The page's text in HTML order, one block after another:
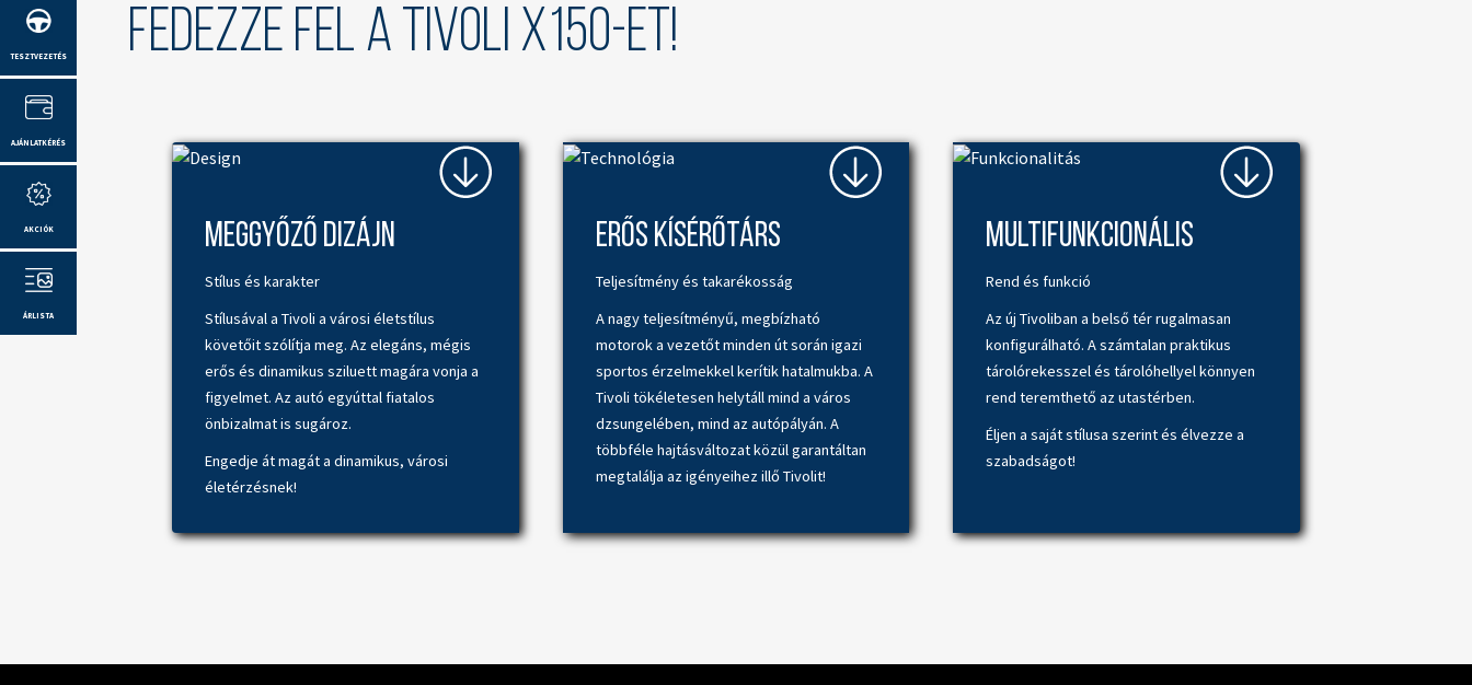
TESZTVEZETÉS
AJÁNLATKÉRÉS
AKCIÓK
ÁRLISTA
Az elegáns formatervezésű, számtalan új
Ajánlatkérés Árlista
Sajtóvélemény
Fedezze fel a Tivoli X150-et!
Meggyőző dizájn
Stílus és karakter
Stílusával a Tivoli a városi életstílus
követőit szólítja meg. Az elegáns, mégis
erős és dinamikus sziluett magára vonja a
figyelmet. Az autó egyúttal fiatalos
önbizalmat is sugároz.
Engedje át magát a dinamikus, városi
életérzésnek!
Erős kísérőtárs
Teljesítmény és takarékosság
A nagy teljesítményű, megbízható
motorok a vezetőt minden út során igazi
sportos érzelmekkel kerítik hatalmukba. A
Tivoli tökéletesen helytáll mind a város
dzsungelében, mind az autópályán. A
többféle hajtásváltozat közül garantáltan
megtalálja az igényeihez illő Tivolit!
Multifunkcionális
Rend és funkció
Az új Tivoliban a belső tér rugalmasan
konfigurálható. A számtalan praktikus
tárolórekesszel és tárolóhellyel könnyen
rend teremthető az utastérben.
Éljen a saját stílusa szerint és élvezze a
szabadságot!